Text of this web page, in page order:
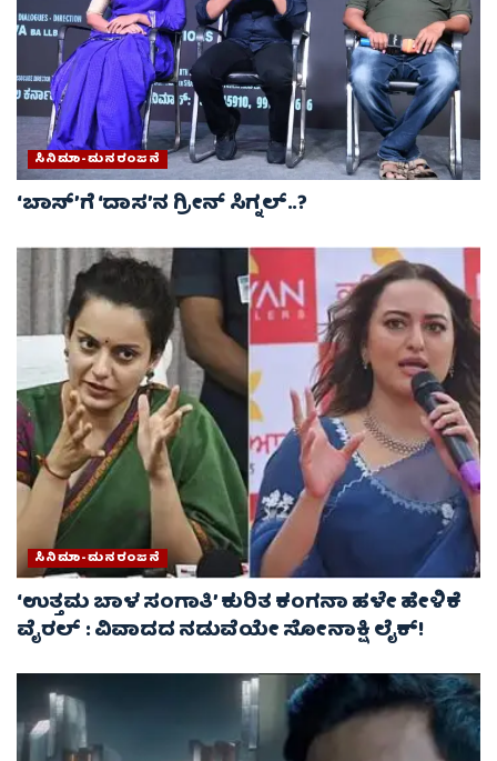
ಸಿನಿಮಾ-ಮನರಂಜನೆ
‘ಬಾಸ್’ಗೆ ‘ದಾಸ’ನ ಗ್ರೀನ್ ಸಿಗ್ನಲ್..?
ಸಿನಿಮಾ-ಮನರಂಜನೆ
‘ಉತ್ತಮ ಬಾಳ ಸಂಗಾತಿ’ ಕುರಿತ ಕಂಗನಾ ಹಳೇ ಹೇಳಿಕೆ
ವೈರಲ್ : ವಿವಾದದ ನಡುವೆಯೇ ಸೋನಾಕ್ಷಿ ಲೈಕ್!